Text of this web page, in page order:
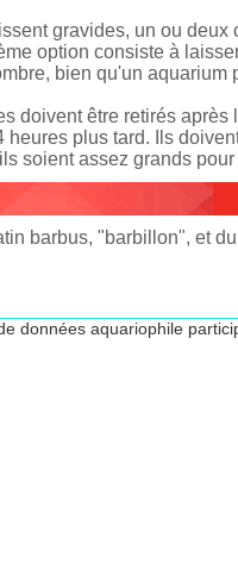
gravides, un ou
option consiste à
bien qu'un aquarium
doivent être retirés
heures plus tard. Ils
soient assez grands
barbus, "barbillon", et
données aquariophile